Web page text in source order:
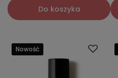
Do koszyka
Nowość